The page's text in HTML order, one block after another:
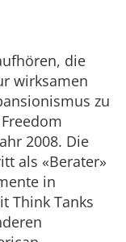
die
wirksamen
zu
2008. Die
als «Berater»
in
Think Tanks